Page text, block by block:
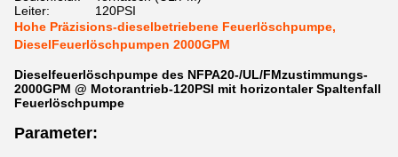
Leiter:
120PSI
Hohe Präzisions-dieselbetriebene Feuerlöschpumpe,
DieselFeuerlöschpumpen 2000GPM
Dieselfeuerlöschpumpe des NFPA20-/UL/FMzustimmungs-
2000GPM @ Motorantrieb-120PSI mit horizontaler Spaltenfall
Feuerlöschpumpe
Parameter: